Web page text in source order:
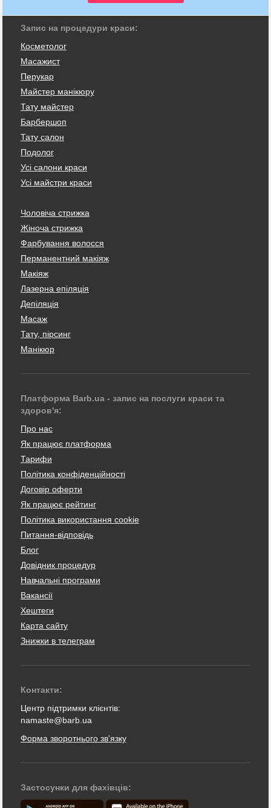
Запис на процедури краси:
Косметолог
Масажист
Перукар
Майстер манікюру
Тату майстер
Барбершоп
Тату салон
Подолог
Усі салони краси
Усі майстри краси
Чоловіча стрижка
Жіноча стрижка
Фарбування волосся
Перманентний макіяж
Макіяж
Лазерна епіляція
Депіляція
Масаж
Тату, пірсинг
Манікюр
Платформа Barb.ua - запис на послуги краси та
здоров'я:
Про нас
Як працює платформа
Тарифи
Політика конфіденційності
Договір оферти
Як працює рейтинг
Політика використання cookie
Питання-відповідь
Блог
Довідник процедур
Навчальні програми
Вакансії
Хештеги
Карта сайту
Знижки в телеграм
Контакти:
Центр підтримки клієнтів:
namaste@barb.ua
Форма зворотнього зв'язку
Застосунки для фахівців: